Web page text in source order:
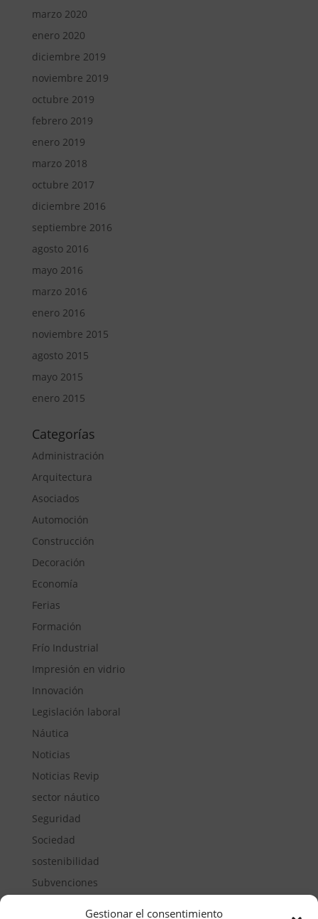
Gestionar el consentimiento
marzo 2020
enero 2020
diciembre 2019
noviembre 2019
octubre 2019
febrero 2019
enero 2019
marzo 2018
octubre 2017
diciembre 2016
septiembre 2016
agosto 2016
mayo 2016
marzo 2016
enero 2016
noviembre 2015
agosto 2015
mayo 2015
enero 2015
Categorías
Administración
Arquitectura
Asociados
Automoción
Construcción
Decoración
Economía
Ferias
Formación
Frío Industrial
Impresión en vidrio
Innovación
Legislación laboral
Náutica
Noticias
Noticias Revip
sector náutico
Seguridad
Sociedad
sostenibilidad
Subvenciones